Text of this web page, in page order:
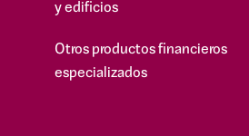
y edificios
Otros productos financieros
especializados